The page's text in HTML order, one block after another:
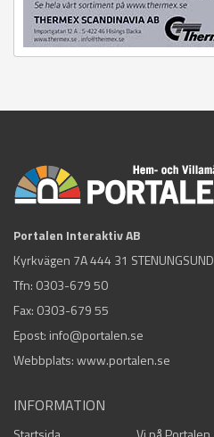
Portalen Interaktiv AB
Kyrkvägen 7A 444 31 STENUNGSUND
Tfn: 0303-679 50
Fax: 0303-679 55
Epost: info@portalen.se
Webbplats: www.portalen.se
INFORMATION